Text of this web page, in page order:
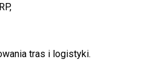
tras i logistyki.